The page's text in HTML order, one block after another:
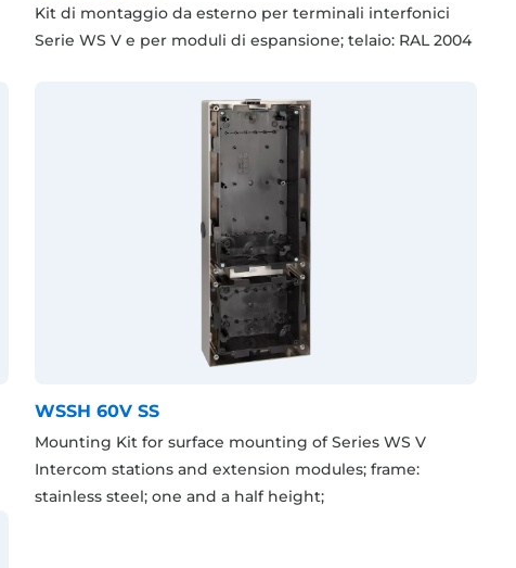
Kit di montaggio da esterno per terminali interfonici
Serie WS V e per moduli di espansione; telaio: RAL 2004
WSSH 60V SS
Mounting Kit for surface mounting of Series WS V
Intercom stations and extension modules; frame:
stainless steel; one and a half height;